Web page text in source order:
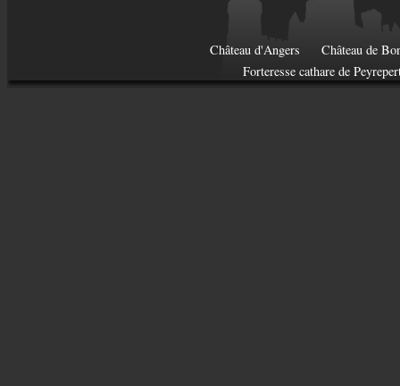
Château d'Angers
Château de
Forteresse cathare de